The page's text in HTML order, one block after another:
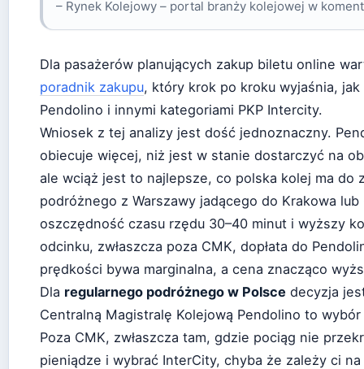
– Rynek Kolejowy – portal branży kolejowej w
Dla pasażerów planujących zakup biletu online
poradnik zakupu, który krok po kroku wyjaśnia,
Pendolino i innymi kategoriami PKP Intercity.
Wniosek z tej analizy jest dość jednoznaczny.
obiecuje więcej, niż jest w stanie dostarczyć na
ale wciąż jest to najlepsze, co polska kolej ma do
podróżnego z Warszawy jadącego do Krakowa
oszczędność czasu rzędu 30–40 minut i wyższy
odcinku, zwłaszcza poza CMK, dopłata do
prędkości bywa marginalna, a cena znacząco
Dla regularnego podróżnego w Polsce decyzja
Centralną Magistralę Kolejową Pendolino to
Poza CMK, zwłaszcza tam, gdzie pociąg nie
pieniądze i wybrać InterCity, chyba że zależy ci